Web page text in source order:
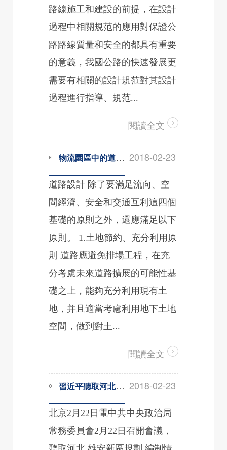
路線施工和建設的前提，在設計
過程中相關規范的應用對保證公
路路線質量和安全的都具有重要
的意義，我國公路的快速發展更
需要有相關的設計規范對其設計
過程進行指導、規范...
閱讀全文
2018-02-23
物流園區中的道路設計的原則
道路設計 除了要滿足流向、空
間經濟、安全和交通互利這四個
基礎的原則之外，還應滿足以下
原則。 1.土地節約、充分利用原
則 道路應避免排場工程，在充
分考慮未來道路擴展的可能性基
礎之上，能夠充分利用現有土
地，并且適當考慮利用地下土地
空間，做到對土...
閱讀全文
2018-02-23
習近平聽取河北雄安新區規劃編制情況匯報
北京2月22日電中共中央政治局
常務委員會2月22日召開會議，